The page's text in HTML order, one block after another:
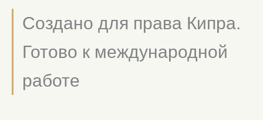
Создано для права Кипра.
Готово к международной
работе